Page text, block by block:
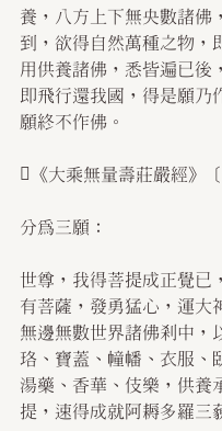
養，八方上下無央數諸佛
到，欲得自然萬種之物，
用供養諸佛，悉皆遍已後
即飛行還我國，得是願乃
願終不作佛。
《大乘無量壽莊嚴經》
分為三願：
世尊，我得菩提成正覺已
有菩薩，發勇猛心，運大
無邊無數世界諸佛剎中，
珞、寶蓋、幢幡、衣服、
湯藥、香華、伎樂，供養
提，速得成就阿耨多羅三